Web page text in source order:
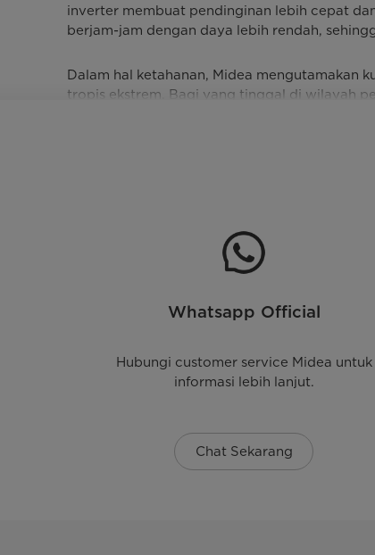
inverter membuat pendinginan lebih cepat
berjam-jam dengan daya lebih rendah,
Dalam hal ketahanan, Midea mengutamakan
tropis ekstrem. Bagi yang tinggal di wilayah
Dengan Air Conditioner Midea, Anda tidak
Whatsapp Official
Hubungi customer service Midea untuk
informasi lebih lanjut.
Chat Sekarang